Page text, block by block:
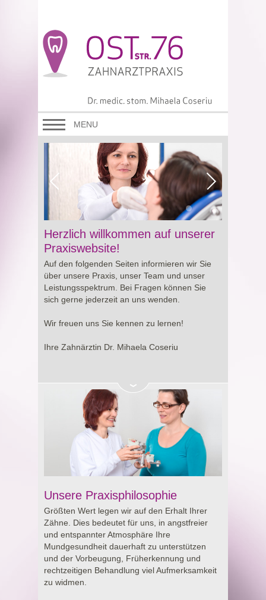
Viagra online sowie über Preisgestaltung und
Besonderheiten von
Entscheidung rund um Ihre Gesundheit.
Herzlich willkommen auf unserer
Praxiswebsite!
Auf den folgenden Seiten informieren wir Sie
über unsere Praxis, unser Team und unser
Leistungsspektrum. Bei Fragen können Sie
sich gerne jederzeit an uns wenden.
Wir freuen uns Sie kennen zu lernen!
Ihre Zahnärztin Dr. Mihaela Coseriu
Unsere Praxisphilosophie
Größten Wert legen wir auf den Erhalt Ihrer
Zähne. Dies bedeutet für uns, in angstfreier
und entspannter Atmosphäre Ihre
Mundgesundheit dauerhaft zu unterstützen
und der Vorbeugung, Früherkennung und
rechtzeitigen Behandlung viel Aufmerksamkeit
zu widmen.
MENU